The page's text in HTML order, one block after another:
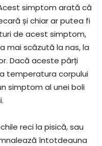
simptom arată că
și chiar ar putea fi
de acest simptom,
mai scăzută la nas, la
Dacă aceste părți
temperatura corpului
simptom al unei boli
reci la pisică, sau
întotdeauna